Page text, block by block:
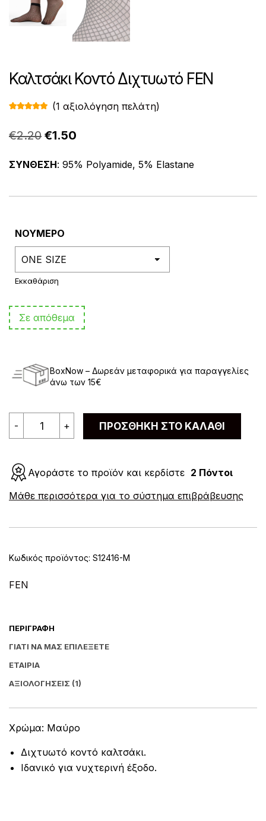
Καλτσάκι Κοντό Διχτυωτό FEN
5.00
από 5
με βάση
(1 αξιολόγηση πελάτη)
€2.20 Original
was:
€1.50
τιμή
ΣΥΝΘΕΣΗ: 95% Polyamide, 5% Elastane
ΝΟΥΜΕΡΟ
Εκκαθάριση
Σε απόθεμα
BoxNow – Δωρεάν μεταφορικά για παραγγελίες
άνω των 15€
-
Κοντό
Διχτυωτό
ποσότητα
+ ΠΡΟΣΘΉΚΗ ΣΤΟ ΚΑΛΆΘΙ
Αγοράστε το προϊόν και κερδίστε 2 Πόντοι
l
a
i
Μάθε περισσότερα για το σύστημα επιβράβευσης
Κωδικός προϊόντος: S12416-M
FEN
ΠΕΡΙΓΡΑΦΉ
ΓΙΑΤΊ ΝΑ ΜΑΣ ΕΠΙΛΈΞΕΤΕ
ΕΤΑΙΡΊΑ
ΑΞΙΟΛΟΓΉΣΕΙΣ (1)
Χρώμα: Μαύρο
Διχτυωτό κοντό καλτσάκι.
Ιδανικό για νυχτερινή έξοδο.